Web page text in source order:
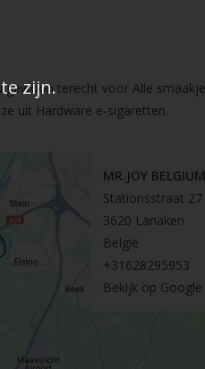
gewoon terecht voor Alle
uit Hardware e-sigaretten.
MR.JOY BELGIUM
Stationsstraat 27
3620 Lanaken
België
+31628295953
Bekijk op
zijn.